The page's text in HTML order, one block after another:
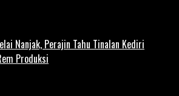
Nanjak, Perajin Tahu Tinalan Kediri
Produksi